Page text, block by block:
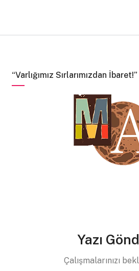
Bir de bana sor anne
Annem çayı koymaya gitti. Ben
Askerliğimi on başı olarak bir
Yirmi altı yaşındaydım. Benim
teğmen bir de yüzbaşı vardı.
Dayak yedim öldüm. Aç kaldım
“Varlığımız Sırlarımızdan İbaret!”
Yazı
Çalışmalarınızı